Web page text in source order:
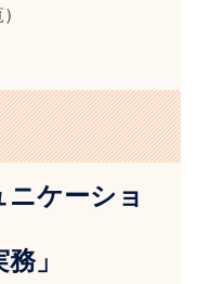
ニケーショ
」